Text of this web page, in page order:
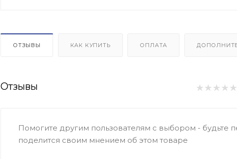
ОТЗЫВЫ КАК КУПИТЬ ОПЛАТА
Отзывы
Помогите другим пользователям с выбором - будьте
поделится своим мнением об этом товаре